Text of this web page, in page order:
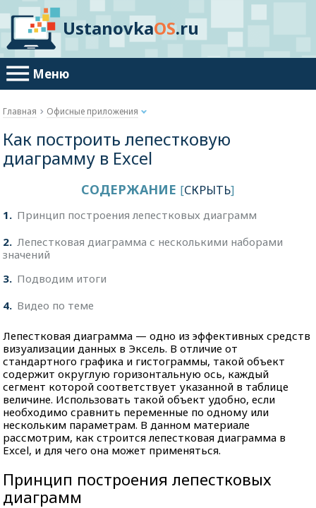
UstanovkaOS.ru
Главная Офисные приложения
Как построить лепестковую
диаграмму в Excel
СОДЕРЖАНИЕ [СКРЫТЬ]
1
Принцип построения лепестковых диаграмм
2 Лепестковая диаграмма с несколькими наборами
значений
3 Подводим итоги
4 Видео по теме
Лепестковая диаграмма — одно из эффективных средств
визуализации данных в Эксель. В отличие от
стандартного графика и гистограммы, такой объект
содержит округлую горизонтальную ось, каждый
сегмент которой соответствует указанной в таблице
величине. Использовать такой объект удобно, если
необходимо сравнить переменные по одному или
нескольким параметрам. В данном материале
рассмотрим, как строится лепестковая диаграмма в
Excel, и для чего она может применяться.
Принцип построения лепестковых
диаграмм
Меню